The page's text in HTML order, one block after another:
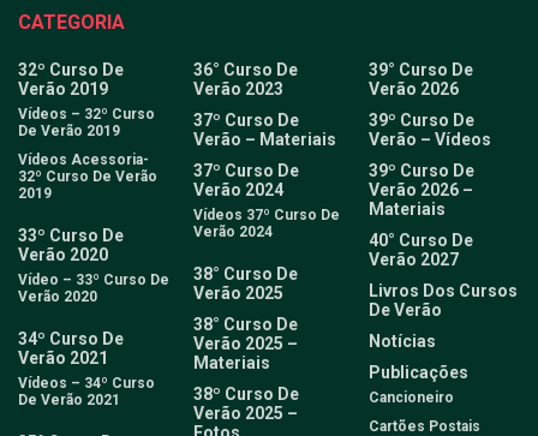
CATEGORIA
32º Curso De
Verão 2019
Vídeos – 32º Curso
De Verão 2019
Vídeos Acessoria-
32º Curso De Verão
2019
33º Curso De
Verão 2020
Vídeo – 33º Curso De
Verão 2020
34º Curso De
Verão 2021
Vídeos – 34º Curso
De Verão 2021
36° Curso De
Verão 2023
37º Curso De
Verão – Materiais
37º Curso De
Verão 2024
Vídeos 37º Curso De
Verão 2024
38° Curso De
Verão 2025
38° Curso De
Verão 2025 –
Materiais
38º Curso De
Verão 2025 –
Fotos
39° Curso De
Verão 2026
39º Curso De
Verão – Vídeos
39º Curso De
Verão 2026 –
Materiais
40° Curso De
Verão 2027
Livros Dos Cursos
De Verão
Notícias
Publicações
Cancioneiro
Cartões Postais